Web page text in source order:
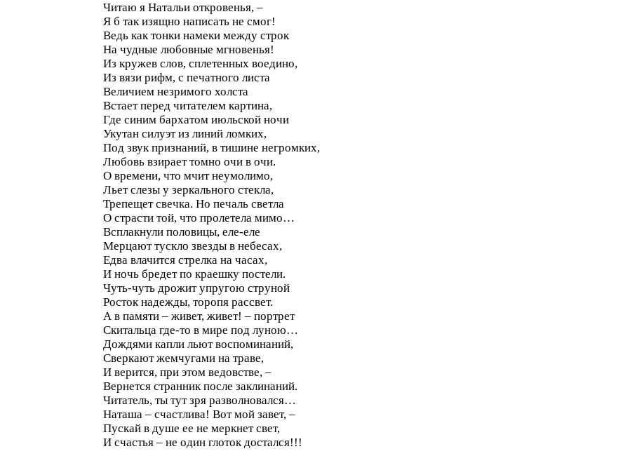
Читаю я Натальи откровенья, –
Я б так изящно написать не смог!
Ведь как тонки намеки между строк
На чудные любовные мгновенья!
Из кружев слов, сплетенных воедино,
Из вязи рифм, с печатного листа
Величием незримого холста
Встает перед читателем картина,
Где синим бархатом июльской ночи
Укутан силуэт из линий ломких,
Под звук признаний, в тишине негромких,
Любовь взирает томно очи в очи.
О времени, что мчит неумолимо,
Льет слезы у зеркального стекла,
Трепещет свечка. Но печаль светла
О страсти той, что пролетела мимо…
Всплакнули половицы, еле-еле
Мерцают тускло звезды в небесах,
Едва влачится стрелка на часах,
И ночь бредет по краешку постели.
Чуть-чуть дрожит упругою струной
Росток надежды, торопя рассвет.
А в памяти – живет, живет! – портрет
Скитальца где-то в мире под луною…
Дождями капли льют воспоминаний,
Сверкают жемчугами на траве,
И верится, при этом ведовстве, –
Вернется странник после заклинаний.
Читатель, ты тут зря разволновался…
Наташа – счастлива! Вот мой завет, –
Пускай в душе ее не меркнет свет,
И счастья – не один глоток достался!!!